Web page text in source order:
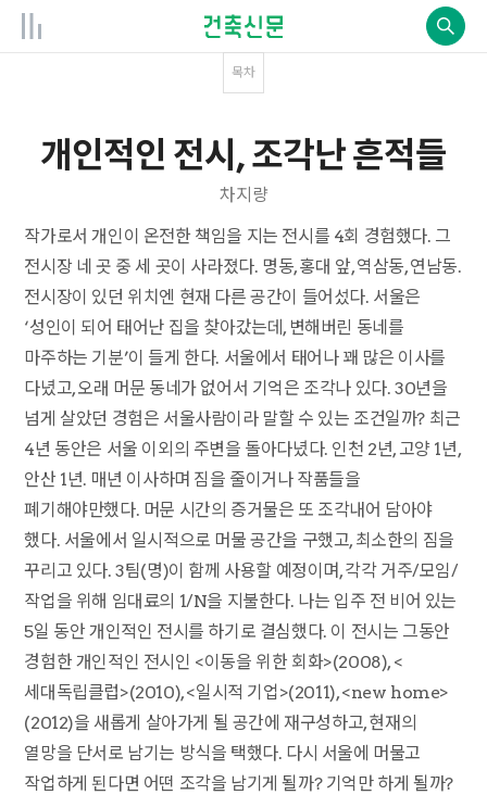
목차
개인적인 전시, 조각난 흔적들
차지량
작가로서 개인이 온전한 책임을 지는 전시를 4회 경험했다. 그
전시장 네 곳 중 세 곳이 사라졌다. 명동, 홍대 앞, 역삼동, 연남동.
전시장이 있던 위치엔 현재 다른 공간이 들어섰다. 서울은
‘성인이 되어 태어난 집을 찾아갔는데, 변해버린 동네를
마주하는 기분’이 들게 한다. 서울에서 태어나 꽤 많은 이사를
다녔고, 오래 머문 동네가 없어서 기억은 조각나 있다. 30년을
넘게 살았던 경험은 서울사람이라 말할 수 있는 조건일까? 최근
4년 동안은 서울 이외의 주변을 돌아다녔다. 인천 2년, 고양 1년,
안산 1년. 매년 이사하며 짐을 줄이거나 작품들을
폐기해야만했다. 머문 시간의 증거물은 또 조각내어 담아야
했다. 서울에서 일시적으로 머물 공간을 구했고, 최소한의 짐을
꾸리고 있다. 3팀(명)이 함께 사용할 예정이며, 각각 거주/모임/
작업을 위해 임대료의 1/N을 지불한다. 나는 입주 전 비어 있는
5일 동안 개인적인 전시를 하기로 결심했다. 이 전시는 그동안
경험한 개인적인 전시인 <이동을 위한 회화>(2008), <
세대독립클럽>(2010), <일시적 기업>(2011), <new home>
(2012)을 새롭게 살아가게 될 공간에 재구성하고, 현재의
열망을 단서로 남기는 방식을 택했다. 다시 서울에 머물고
작업하게 된다면 어떤 조각을 남기게 될까? 기억만 하게 될까?